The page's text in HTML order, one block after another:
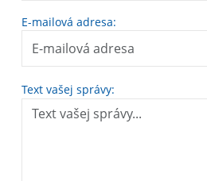
E-mailová adresa:
Text vašej správy: